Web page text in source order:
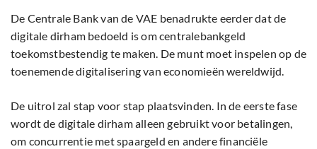
De Centrale Bank van de VAE benadrukte eerder dat de
digitale dirham bedoeld is om centralebankgeld
toekomstbestendig te maken. De munt moet inspelen op de
toenemende digitalisering van economieën wereldwijd.
De uitrol zal stap voor stap plaatsvinden. In de eerste fase
wordt de digitale dirham alleen gebruikt voor betalingen,
om concurrentie met spaargeld en andere financiële